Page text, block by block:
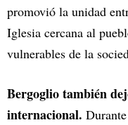
promovió la unidad
Iglesia cercana al
vulnerables de la
Bergoglio también
internacional.